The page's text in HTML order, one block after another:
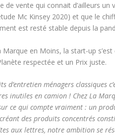
de vente qui connait d’ailleurs
Mc Kinsey 2020) et que le
est resté stable depuis la
Marque en Moins, la start-up
respectée et un Prix juste.
d’entretien ménagers classiques
inutiles en camion ! Chez La
ce qui compte vraiment : un
des produits concentrés
aux lettres, notre ambition se